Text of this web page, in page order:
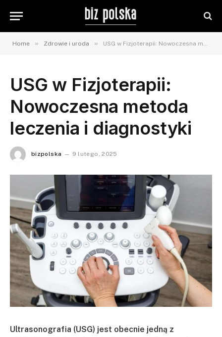
Home » Zdrowie i uroda » USG w Fizjoterapii: Nowoczesna metoda leczenia i diagnostyki
USG w Fizjoterapii:
Nowoczesna metoda
leczenia i diagnostyki
bizpolska 9 lutego, 2025
Ultrasonografia (USG) jest obecnie jedną z